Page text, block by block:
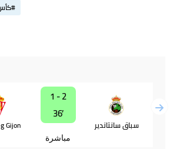
سباق سانتاندير
2 - 1
36‎’‎
مباشرة
Gijon